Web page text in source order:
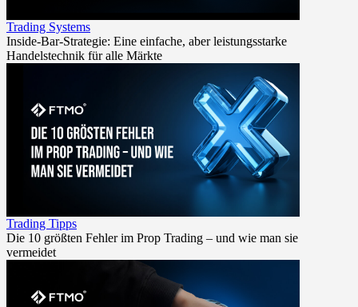
Trading Systems
Inside-Bar-Strategie: Eine einfache, aber leistungsstarke
Handelstechnik für alle Märkte
Trading Tipps
Die 10 größten Fehler im Prop Trading – und wie man sie
vermeidet